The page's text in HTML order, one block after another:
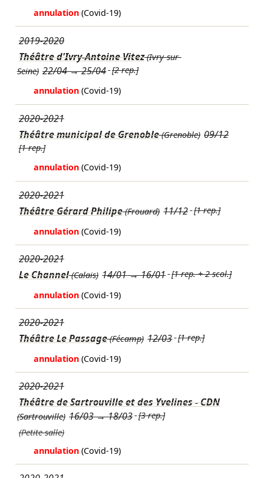
annulation (Covid-19)
2019-2020
Théâtre d'Ivry-Antoine Vitez(Ivry-sur-
Seine) 22/04→25/04 [2 rep.]
annulation (Covid-19)
2020-2021
Théâtre municipal de Grenoble(Grenoble) 09/12
[1 rep.]
annulation (Covid-19)
2020-2021
Théâtre Gérard Philipe(Frouard) 11/12 [1 rep.]
annulation (Covid-19)
2020-2021
Le Channel(Calais) 14/01→16/01 [1 rep. + 2 scol.]
annulation (Covid-19)
2020-2021
Théâtre Le Passage(Fécamp) 12/03 [1 rep.]
annulation (Covid-19)
2020-2021
Théâtre de Sartrouville et des Yvelines - CDN
(Sartrouville) 16/03→18/03 [3 rep.]
(Petite salle)
annulation (Covid-19)